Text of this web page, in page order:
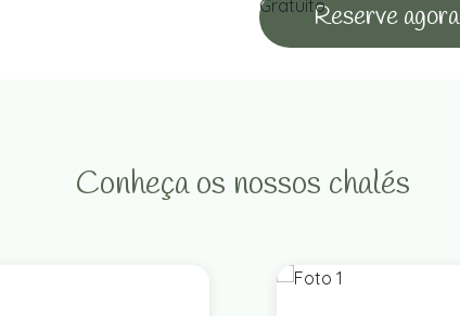
Reserve agora
Conheça os nossos chalés